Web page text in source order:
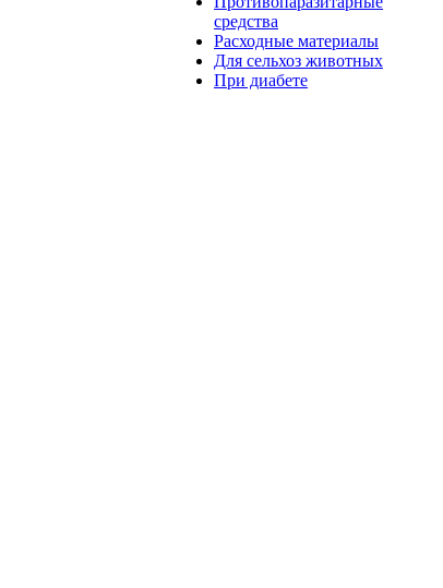
средства
Расходные материалы
Для сельхоз животных
При диабете